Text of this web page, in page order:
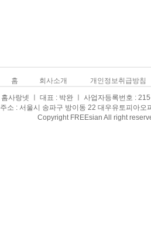
홈 회사소개 개인정보취급방침
홈사랑넷 ㅣ 대표 : 박완 ㅣ 사업자등록번호 :
주소 : 서울시 송파구 방이동 22 대우유토피아
Copyright FREEsian All right